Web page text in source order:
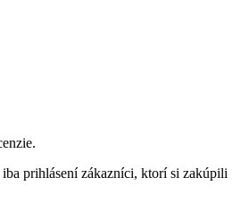
prihlásení zákazníci, ktorí si zakúpili